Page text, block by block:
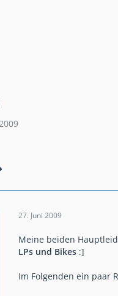
27. Juni 2009
Meine beiden
LPs und Bikes :]
Im Folgenden ein paar